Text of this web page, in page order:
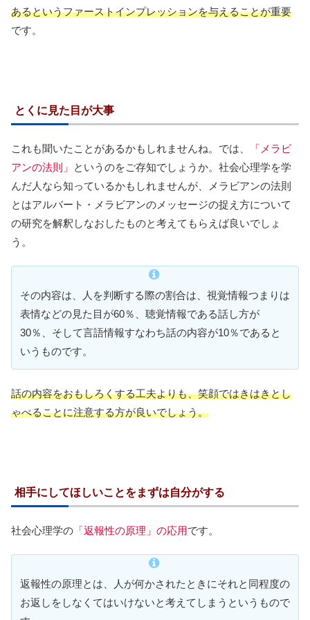
あるというファーストインプレッションを与えることが重要
です。
とくに見た目が大事
これも聞いたことがあるかもしれませんね。では、
「メラビ
アンの法則」
というのをご存知でしょうか。社会心理学を学
んだ人なら知っているかもしれませんが、メラビアンの法則
とはアルバート・メラビアンのメッセージの捉え方について
の研究を解釈しなおしたものと考えてもらえば良いでしょ
う。
その内容は、人を判断する際の割合は、視覚情報つまりは
表情などの見た目が60％、聴覚情報である話し方が
30％、そして言語情報すなわち話の内容が10％であると
いうものです。
話の内容をおもしろくする工夫よりも、笑顔ではきはきとし
ゃべることに注意する方が良いでしょう。
相手にしてほしいことをまずは自分がする
社会心理学の 「返報性の原理」の応用です。
返報性の原理とは、人が何かされたときにそれと同程度の
お返しをしなくてはいけないと考えてしまうというもので